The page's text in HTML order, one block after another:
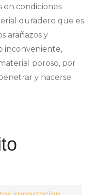
en condiciones
duradero que es
arañazos y
inconveniente,
poroso, por
y hacerse